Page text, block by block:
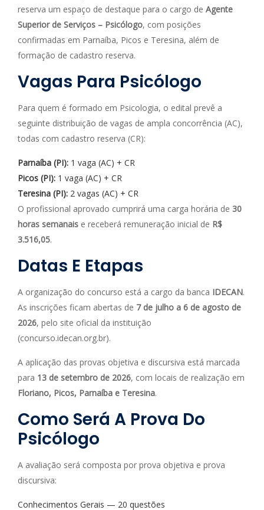
reserva um espaço de destaque para o cargo de Agente
Superior de Serviços – Psicólogo, com posições
confirmadas em Parnaíba, Picos e Teresina, além de
formação de cadastro reserva.
Vagas Para Psicólogo
Para quem é formado em Psicologia, o edital prevê a
seguinte distribuição de vagas de ampla concorrência (AC),
todas com cadastro reserva (CR):
Parnaíba (PI): 1 vaga (AC) + CR
Picos (PI): 1 vaga (AC) + CR
Teresina (PI): 2 vagas (AC) + CR
O profissional aprovado cumprirá uma carga horária de 30
horas semanais e receberá remuneração inicial de R$
3.516,05.
Datas E Etapas
A organização do concurso está a cargo da banca IDECAN.
As inscrições ficam abertas de 7 de julho a 6 de agosto de
2026, pelo site oficial da instituição
(concurso.idecan.org.br).
A aplicação das provas objetiva e discursiva está marcada
para 13 de setembro de 2026, com locais de realização em
Floriano, Picos, Parnaíba e Teresina.
Como Será A Prova Do
Psicólogo
A avaliação será composta por prova objetiva e prova
discursiva:
Conhecimentos Gerais — 20 questões